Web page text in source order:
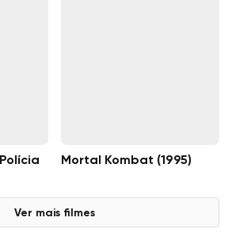
Mortal Kombat (1995)
Ver mais filmes